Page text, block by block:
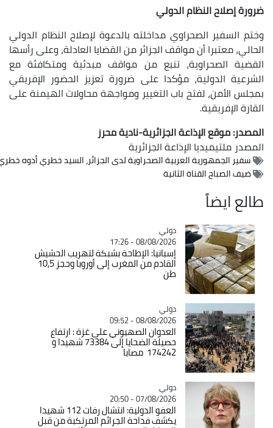
إصلاح النظام الدولي
السفير الصحراوي مداخلته بالدعوة لإصلاح النظام الدولي
معتبرا أن مواقف الجزائر من القضايا العادلة، وعلى رأسها
الصحراوية، تنبع من مواقف مبدئية ومتكافئة مع
الدولية، مؤكدا على ضرورة تعزيز الحضور الإفريقي
الأمن، لفتح باب التغيير ومواجهة محاولات الهيمنة على
الإفريقية.
موقع الإذاعة الجزائرية-نادية محرز
ملتيميديا الإذاعة الجزائرية
سفير الجمهورية العربية الصحراوية لدى الجزائر، السيد خطري أدوه خطري
ضيف الصباح القناة الثانية
ايضاً
Catégorie
دولي
08/08/2026 - 17:26
إسبانيا: الإطاحة بشبكة لتهريب الحشيش
القادم من المغرب إلى أوروبا وحجز 10,5
طن
Catégorie
دولي
08/08/2026 - 09:52
العدوان الصهيوني على غزة : ارتفاع
حصيلة الضحايا إلى 73384 شهيدا و
174242 مصابا
Catégorie
دولي
07/08/2026 - 20:50
العفو الدولية: انتشال رفات 112 شهيدا
يكشف فداحة الجرائم المرتكبة من قبل